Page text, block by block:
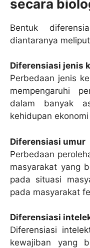
secara
Bentuk
diantaranya
Diferensiasi jenis
Perbedaan jenis
mempengaruhi
dalam banyak
kehidupan
Diferensiasi umur
Perbedaan
masyarakat yang
pada situasi
pada masyarakat
Diferensiasi
Diferensiasi
kewajiban yang